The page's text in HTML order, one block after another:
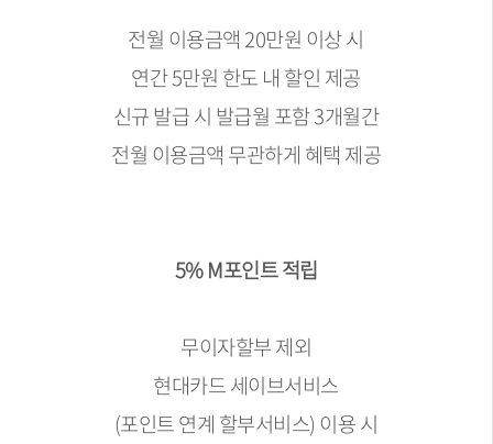
전월 이용금액 20만원 이상 시
연간 5만원 한도 내 할인 제공
신규 발급 시 발급월 포함 3개월간
전월 이용금액 무관하게 혜택 제공
5% M포인트 적립
무이자할부 제외
현대카드 세이브서비스
(포인트 연계 할부서비스) 이용 시